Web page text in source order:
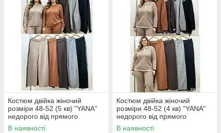
Костюм двійка жіночий
розміри 48-52 (5 кв) "YANA"
недорого від прямого
постачальника
В наявності
Костюм двійка жіночий
розміри 48-52 (4 кв) "YANA"
недорого від прямого
постачальника
В наявності